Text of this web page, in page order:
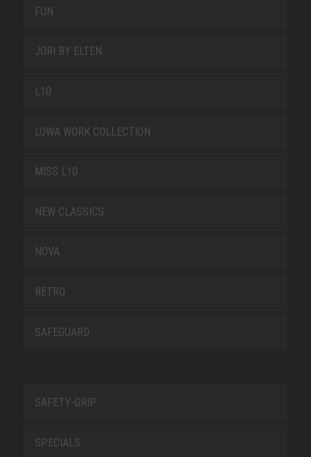
FUN
JORI BY ELTEN
L10
LOWA WORK COLLECTION
MISS L10
NEW CLASSICS
NOVA
RETRO
SAFEGUARD
SAFETY-GRIP
SPECIALS